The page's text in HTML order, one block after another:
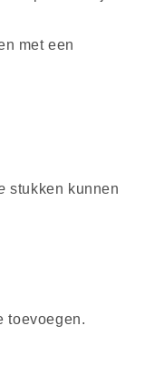
met een
stukken kunnen
toevoegen.